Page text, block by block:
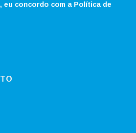
eu concordo com a Política de